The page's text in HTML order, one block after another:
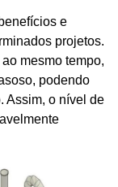
e
projetos.
mesmo tempo,
podendo
Assim, o nível de